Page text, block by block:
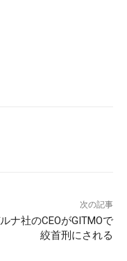
次の記事
ナ社のCEOがGITMOで
絞首刑にされる